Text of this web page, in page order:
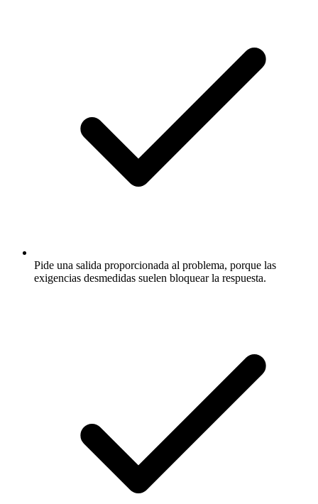
Pide una salida proporcionada al problema, porque las
exigencias desmedidas suelen bloquear la respuesta.